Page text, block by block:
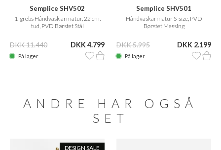
Semplice SHV502
1-grebs Håndvask armatur, 22 cm.
tud, PVD Børstet Stål
DKK 11.440 DKK 4.799
På lager
Semplice SHV501
Håndvaskarmatur S-size, PVD
Børstet Messing
DKK 5.995 DKK 2.199
På lager
ANDRE HAR OGSÅ
SET
DESIGN SALE